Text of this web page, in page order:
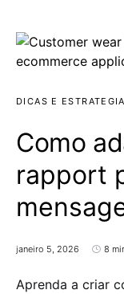
DICAS E
Como
rapport
janeiro 5, 2026 8
Aprenda a criar